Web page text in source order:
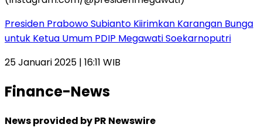
Presiden Prabowo Subianto Kiirimkan Karangan Bunga
untuk Ketua Umum PDIP Megawati Soekarnoputri
25 Januari 2025 | 16:11 WIB
Finance-News
News provided by PR Newswire